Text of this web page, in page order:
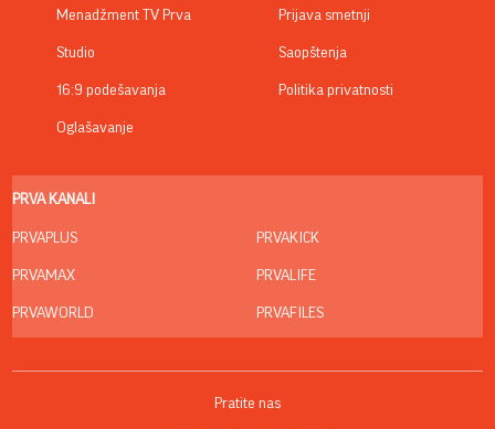
Menadžment TV Prva
Studio
16:9 podešavanja
Oglašavanje
Prijava smetnji
Saopštenja
Politika privatnosti
PRVA KANALI
PRVAPLUS
PRVAMAX
PRVAWORLD
PRVAKICK
PRVALIFE
PRVAFILES
Pratite nas